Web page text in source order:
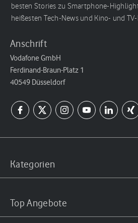
besten Stories zu Smartphone-
heißesten Tech-News und Kino- und
Anschrift
Vodafone GmbH
Ferdinand-Braun-Platz 1
40549 Düsseldorf
Kategorien
Top Angebote